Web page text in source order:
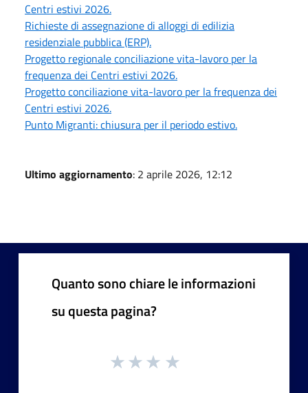
Centri estivi 2026.
Richieste di assegnazione di alloggi di edilizia
residenziale pubblica (ERP).
Progetto regionale conciliazione vita-lavoro per la
frequenza dei Centri estivi 2026.
Progetto conciliazione vita-lavoro per la frequenza dei
Centri estivi 2026.
Punto Migranti: chiusura per il periodo estivo.
Ultimo aggiornamento: 2 aprile 2026, 12:12
Quanto sono chiare le informazioni
su questa pagina?